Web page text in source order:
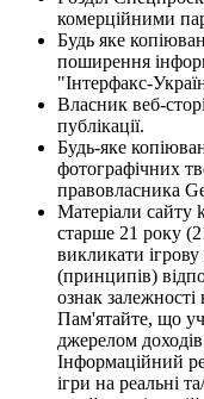
комерційними
Будь яке
поширення
"Інтерфакс-
Власник веб-
публікації.
Будь-яке
фотографічних
правовласника
Матеріали сайту
старше 21 року
викликати
(принципів)
ознак залежності
Пам'ятайте, що
джерелом
Інформаційний
ігри на реальні